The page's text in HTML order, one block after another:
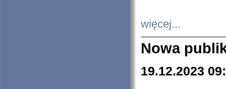
więcej...
Nowa
19.12.2023